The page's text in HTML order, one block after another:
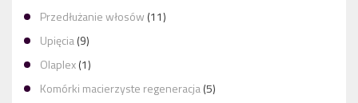
Przedłużanie włosów (11)
Upięcia(9)
Olaplex(1)
Komórki macierzyste regeneracja(5)